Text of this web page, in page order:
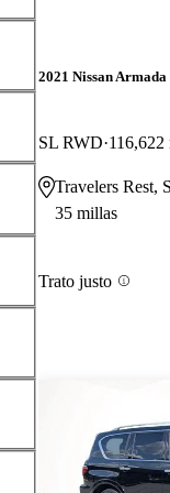
2021 Nissan Armada
SL RWD 116,622
Travelers Rest,
35 millas
Trato justo